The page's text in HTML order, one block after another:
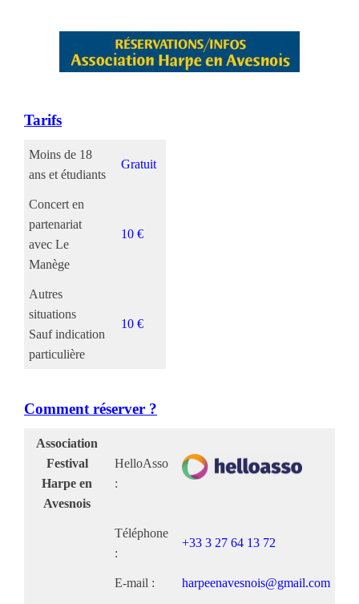
Tarifs
Moins de 18
ans et étudiants
Gratuit
Concert en
partenariat
avec Le
Manège
10 €
Autres
situations
Sauf indication
particulière
10 €
Comment réserver ?
Association
Festival
Harpe en
Avesnois
HelloAsso
:
Téléphone
:
+33 3 27 64 13 72
E-mail : harpeenavesnois@gmail.com